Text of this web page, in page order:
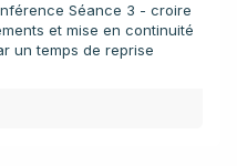
Séance 3 - croire
et mise en continuité
un temps de reprise